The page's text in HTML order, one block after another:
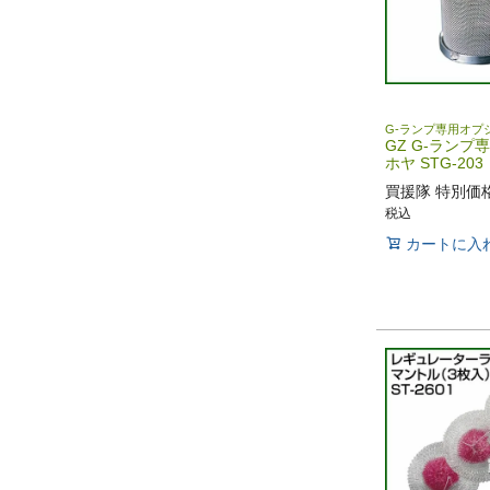
G-ランプ専用オプ
GZ G-ランプ
ホヤ STG-203
買援隊 特別価
税込
カートに入